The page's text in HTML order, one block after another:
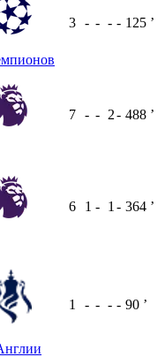
3 - - - - 125 ʼ
7 - - 2- 488 ʼ
6 1 - 1 - 364 ʼ
1 - - - - 90 ʼ